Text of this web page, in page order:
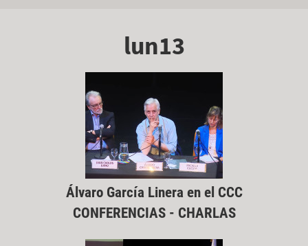
lun13
Álvaro García Linera en el CCC
CONFERENCIAS - CHARLAS